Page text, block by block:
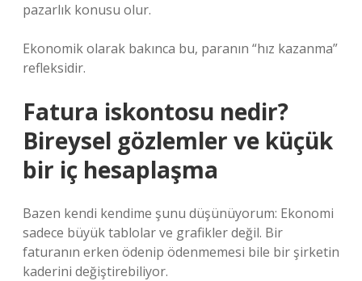
pazarlık konusu olur.
Ekonomik olarak bakınca bu, paranın “hız kazanma”
refleksidir.
Fatura iskontosu nedir?
Bireysel gözlemler ve küçük
bir iç hesaplaşma
Bazen kendi kendime şunu düşünüyorum: Ekonomi
sadece büyük tablolar ve grafikler değil. Bir
faturanın erken ödenip ödenmemesi bile bir şirketin
kaderini değiştirebiliyor.